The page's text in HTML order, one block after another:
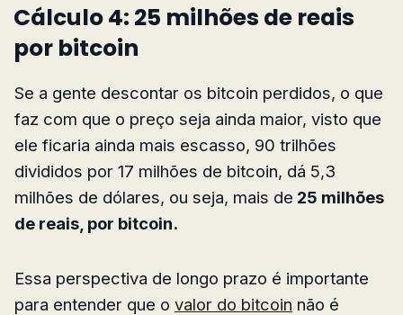
Cálculo 4: 25 milhões de reais
por bitcoin
Se a gente descontar os bitcoin perdidos, o que
faz com que o preço seja ainda maior, visto que
ele ficaria ainda mais escasso, 90 trilhões
divididos por 17 milhões de bitcoin, dá 5,3
milhões de dólares, ou seja, mais de 25 milhões
de reais, por bitcoin.
Essa perspectiva de longo prazo é importante
para entender que o valor do bitcoin não é